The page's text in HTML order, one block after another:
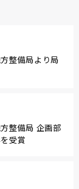
整備局より局
整備局 企画部
受賞